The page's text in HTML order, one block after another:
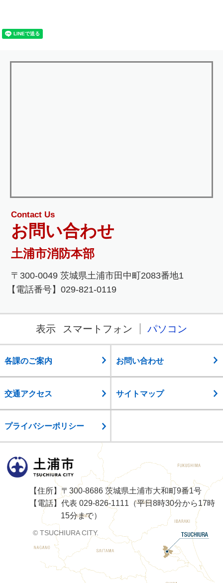
Contact Us
お問い合わせ
土浦市消防本部
〒300-0049 茨城県土浦市田中町2083番地1
【電話番号】029-821-0119
表示 スマートフォン パソコン
各課のご案内 お問い合わせ
交通アクセス サイトマップ
プライバシーポリシー
土浦市
【住所】〒300-8686 茨城県土浦市大和町9番1号
【電話】代表 029-826-1111（平日8時30分から17時
15分まで）
© TSUCHIURA CITY.